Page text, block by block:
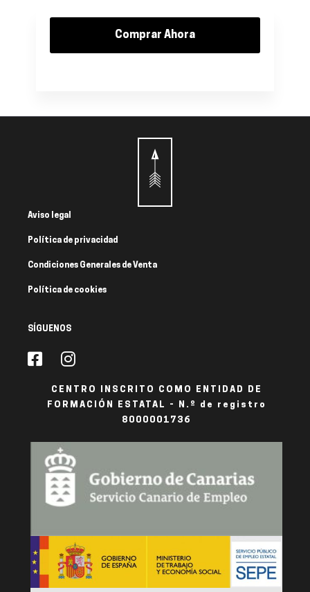
Comprar Ahora
Aviso legal
Política de privacidad
Condiciones Generales de Venta
Política de cookies
SÍGUENOS
CENTRO INSCRITO COMO ENTIDAD DE
FORMACIÓN ESTATAL - N.º de registro
8000001736